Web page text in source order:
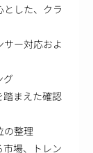
とした、クラ
サー対応およ
グ
踏まえた確認
の整理
市場、トレン